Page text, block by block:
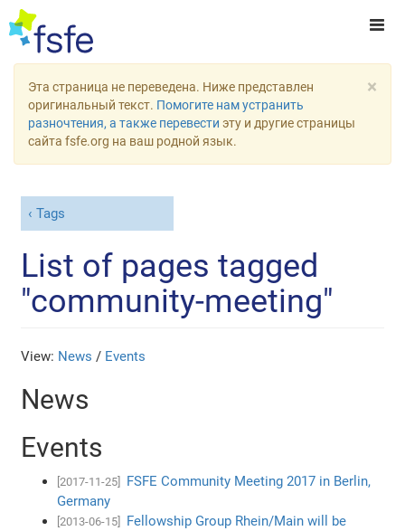
×
Эта страница не переведена. Ниже представлен
оригинальный текст. Помогите нам устранить
разночтения, а также перевести эту и другие страницы
сайта fsfe.org на ваш родной язык.
Tags
List of pages tagged
"community-meeting"
View: News / Events
News
Events
[2017-11-25]
FSFE Community Meeting 2017 in Berlin,
Germany
[2013-06-15]
Fellowship Group Rhein/Main will be